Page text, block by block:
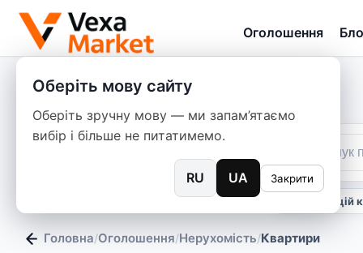
Оголошення
Оберіть мову сайту
Оберіть зручну мову — ми запам’ятаємо
вибір і більше не питатимемо.
RU UA
Закрити
тільки в цій
Головна/Оголошення/Нерухомість/Квартири